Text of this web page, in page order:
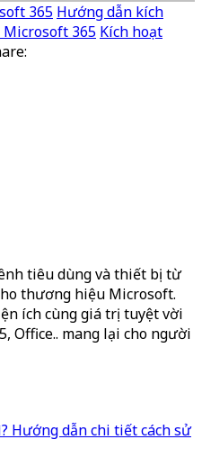
365 Hướng dẫn kích
Microsoft 365 Kích hoạt
tiêu dùng và thiết bị từ
thương hiệu Microsoft.
ích cùng giá trị tuyệt vời
Office.. mang lại cho người